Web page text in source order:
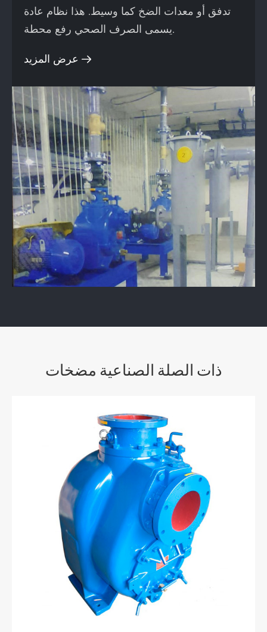
تدفق أو معدات الضخ كما وسيط. هذا نظام عادة
يسمى الصرف الصحي رفع محطة.

ذات الصلة الصناعية مضخات